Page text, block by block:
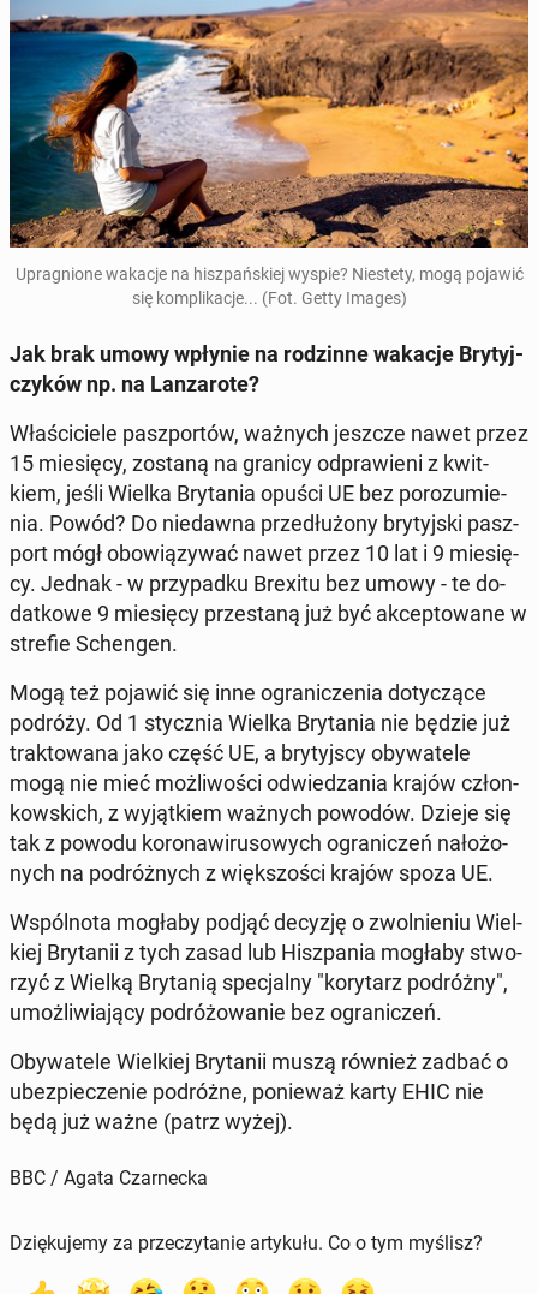
Upra­gnio­ne wakacje na hisz­pań­skiej wyspie? Nie­ste­ty, mogą pojawić
się kom­pli­ka­cje... (Fot. Getty Images)
Jak brak umowy wpłynie na ro­dzin­ne wakacje Bry­tyj­
czy­ków np. na Lan­za­ro­te?
Wła­ści­cie­le pasz­por­tów, ważnych jeszcze nawet przez
15 mie­się­cy, zostaną na granicy od­pra­wie­ni z kwit­
kiem, jeśli Wielka Bry­ta­nia opuści UE bez po­ro­zu­mie­
nia. Powód? Do nie­daw­na prze­dłu­żo­ny bry­tyj­ski pasz­
port mógł obo­wią­zy­wać nawet przez 10 lat i 9 mie­się­
cy. Jednak - w przy­pad­ku Brexitu bez umowy - te do­
dat­ko­we 9 mie­się­cy prze­sta­ną już być ak­cep­to­wa­ne w
strefie Schen­gen.
Mogą też pojawić się inne ogra­ni­cze­nia do­ty­czą­ce
podróży. Od 1 stycz­nia Wielka Bry­ta­nia nie będzie już
trak­to­wa­na jako część UE, a bry­tyj­scy oby­wa­te­le
mogą nie mieć moż­li­wo­ści od­wie­dza­nia krajów człon­
kow­skich, z wy­jąt­kiem ważnych powodów. Dzieje się
tak z powodu ko­ro­na­wi­ru­so­wych ogra­ni­czeń na­ło­żo­
nych na po­dróż­nych z więk­szo­ści krajów spoza UE.
Wspól­no­ta mogłaby podjąć decyzję o zwol­nie­niu Wiel­
kiej Bry­ta­nii z tych zasad lub Hisz­pa­nia mogłaby stwo­
rzyć z Wielką Bry­ta­nią spe­cjal­ny "ko­ry­tarz po­dróż­ny",
umoż­li­wia­ją­cy po­dró­żo­wa­nie bez ogra­ni­czeń.
Oby­wa­te­le Wiel­kiej Bry­ta­nii muszą również zadbać o
ubez­pie­cze­nie po­dróż­ne, po­nie­waż karty EHIC nie
będą już ważne (patrz wyżej).
BBC / Agata Czarnecka
Dziękujemy za przeczytanie artykułu. Co o tym myślisz?